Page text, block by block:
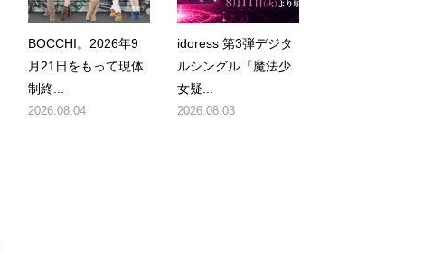
BOCCHI。2026年9
月21日をもって現体
制終...
2026.08.04
idoress 第3弾デジタ
ルシングル『魔法少
女疑...
2026.08.03